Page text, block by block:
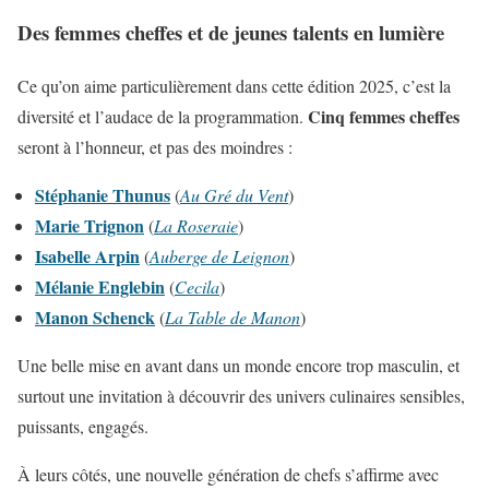
Des femmes cheffes et de jeunes talents en lumière
Ce qu’on aime particulièrement dans cette édition 2025, c’est la
diversité et l’audace de la programmation. Cinq femmes cheffes
seront à l’honneur, et pas des moindres :
Stéphanie Thunus(Au Gré du Vent)
Marie Trignon(La Roseraie)
Isabelle Arpin(Auberge de Leignon)
Mélanie Englebin(Cecila)
Manon Schenck(La Table de Manon)
Une belle mise en avant dans un monde encore trop masculin, et
surtout une invitation à découvrir des univers culinaires sensibles,
puissants, engagés.
À leurs côtés, une nouvelle génération de chefs s’affirme avec